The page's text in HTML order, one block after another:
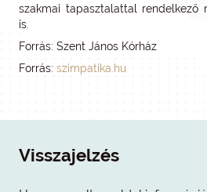
szakmai tapasztalattal rendelkező
is.
Forrás: Szent János Kórház
Forrás: szimpatika.hu
Visszajelzés